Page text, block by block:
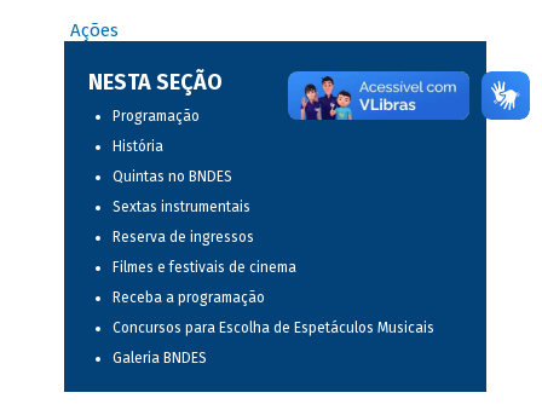
Ações
NESTA SEÇÃO
Programação
História
Quintas no BNDES
Sextas instrumentais
Reserva de ingressos
Filmes e festivais de cinema
Receba a programação
Concursos para Escolha de Espetáculos Musicais
Galeria BNDES